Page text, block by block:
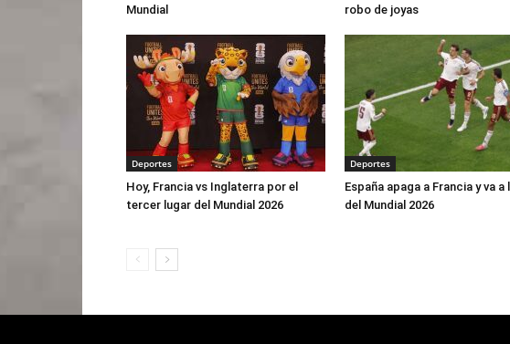
Mundial
robo de joyas
Deportes
Hoy, Francia vs Inglaterra por el
tercer lugar del Mundial 2026
Deportes
España apaga a Francia y va a
del Mundial 2026